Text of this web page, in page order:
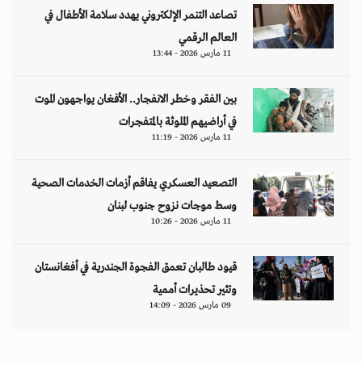
تصاعد التنمر الإلكتروني يهدد سلامة الأطفال في
العالم الرقمي
11 مارس 2026 - 13:44
بين الفقر وخطر الانفجار.. الأفغان يواجهون الموت
في أراضيهم الملوثة بالمتفجرات
11 مارس 2026 - 11:19
التصعيد العسكري يفاقم أزمات الخدمات الصحية
وسط موجات نزوح جنوب لبنان
11 مارس 2026 - 10:26
قيود طالبان تعمق الفجوة الجندرية في أفغانستان
وتثير تحذيرات أممية
09 مارس 2026 - 14:09